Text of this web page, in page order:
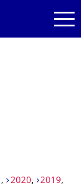
, 2020, 2019,